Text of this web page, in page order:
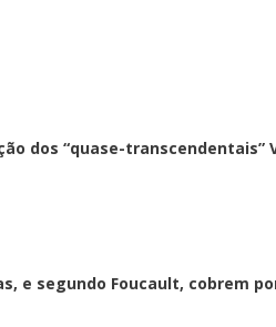
dos “quase-
e segundo Foucault, cobrem